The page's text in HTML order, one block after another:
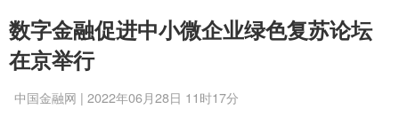
数字金融促进中小微企业绿色复苏论坛
在京举行
中国金融网 | 2022年06月28日 11时17分